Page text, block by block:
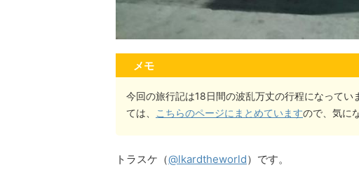
メモ
今回の旅行記は18日間の波乱万丈の行程になって
ては、
こちらのページにまとめていますので、気に
トラスケ（@lkardtheworld）です。